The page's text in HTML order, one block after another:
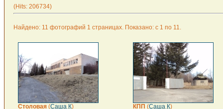
(Hits: 206734)
Найдено: 11 фотографий 1 страницах. Показано: с 1 по 11.
Столовая (Саша К)
КПП (Саша К)